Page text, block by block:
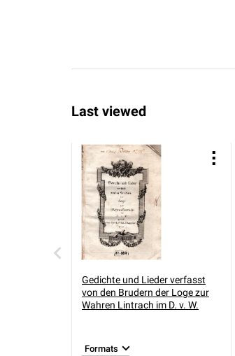
Last viewed
Gedichte und Lieder verfasst
von den Brudern der Loge zur
Wahren Lintrach im D. v. W.
Formats